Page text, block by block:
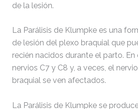
de la lesión.
La Parálisis de Klumpke es una
de lesión del plexo braquial que
recién nacidos durante el parto. En
nervios C7 y C8 y, a veces, el
braquial se ven afectados.
La Parálisis de Klumpke se